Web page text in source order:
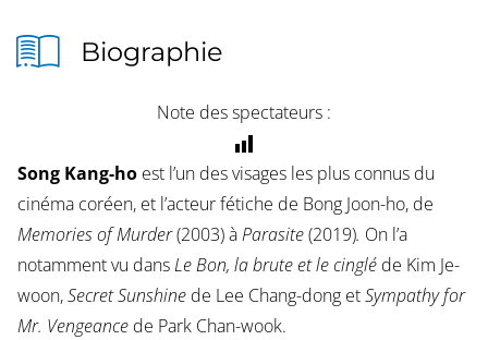
Biographie
Note des spectateurs :
Song Kang-hoest l’un des visages les plus connus du
cinéma coréen, et l’acteur fétiche de Bong Joon-ho, de
Memories of Murder(2003) àParasite(2019). On l’a
notamment vu dansLe Bon, la brute et le cingléde Kim Je-
woon,Secret Sunshinede Lee Chang-dong etSympathy for
Mr. Vengeancede Park Chan-wook.